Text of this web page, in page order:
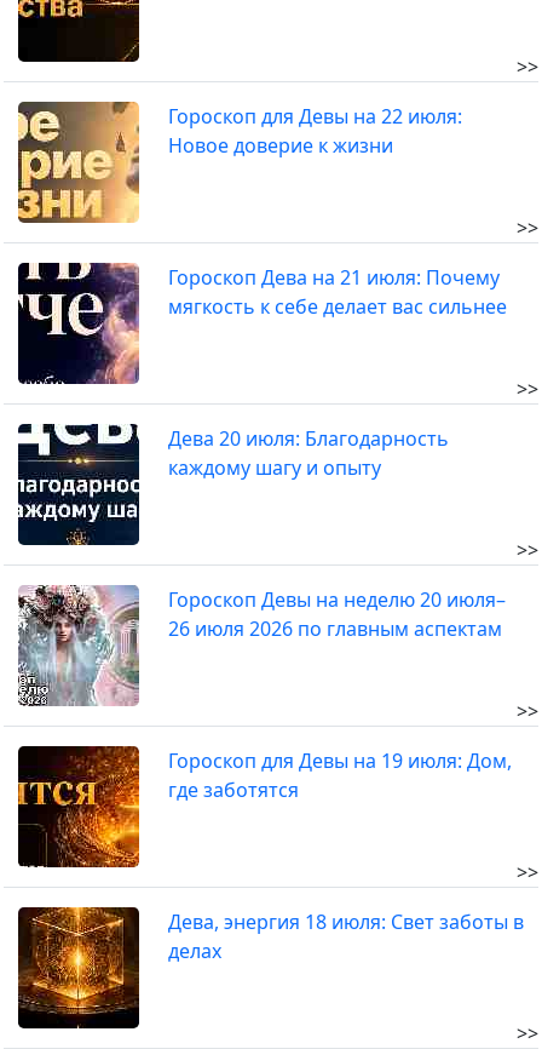
>>
Гороскоп для Девы на 22 июля:
Новое доверие к жизни
>>
Гороскоп Дева на 21 июля: Почему
мягкость к себе делает вас сильнее
>>
Дева 20 июля: Благодарность
каждому шагу и опыту
>>
Гороскоп Девы на неделю 20 июля–
26 июля 2026 по главным аспектам
>>
Гороскоп для Девы на 19 июля: Дом,
где заботятся
>>
Дева, энергия 18 июля: Свет заботы в
делах
>>